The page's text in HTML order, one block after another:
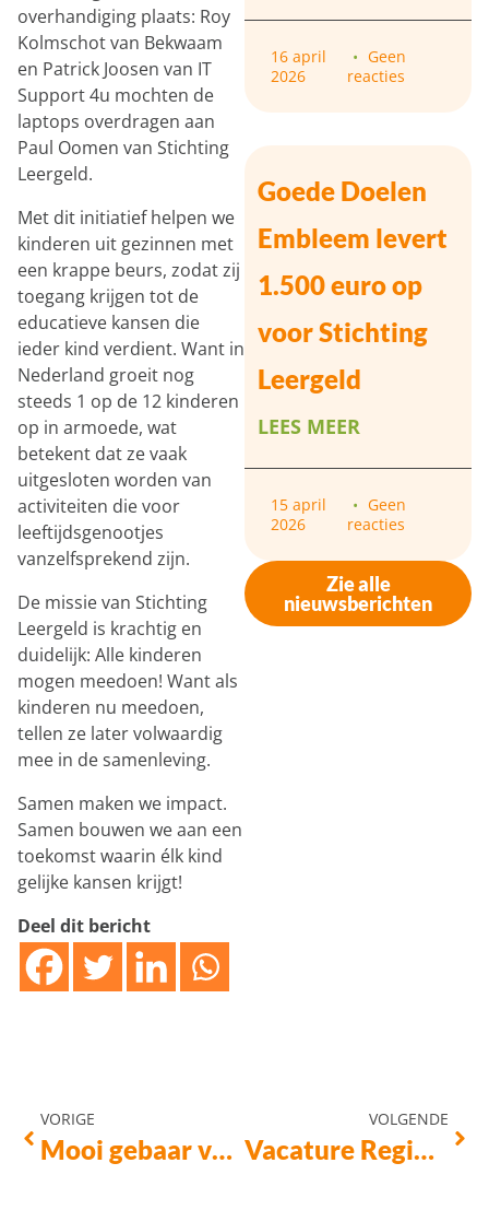
overhandiging plaats: Roy
Kolmschot van Bekwaam
en Patrick Joosen van IT
Support 4u mochten de
laptops overdragen aan
Paul Oomen van Stichting
Leergeld.
Met dit initiatief helpen we
kinderen uit gezinnen met
een krappe beurs, zodat zij
toegang krijgen tot de
educatieve kansen die
ieder kind verdient. Want in
Nederland groeit nog
steeds 1 op de 12 kinderen
op in armoede, wat
betekent dat ze vaak
uitgesloten worden van
activiteiten die voor
leeftijdsgenootjes
vanzelfsprekend zijn.
De missie van Stichting
Leergeld is krachtig en
duidelijk: Alle kinderen
mogen meedoen! Want als
kinderen nu meedoen,
tellen ze later volwaardig
mee in de samenleving.
Samen maken we impact.
Samen bouwen we aan een
toekomst waarin élk kind
gelijke kansen krijgt!
Deel dit bericht
16 april
2026
Geen
reacties
Goede Doelen
Embleem levert
1.500 euro op
voor Stichting
Leergeld
LEES MEER
15 april
2026
Geen
reacties
Zie alle
nieuwsberichten
VORIGE
Mooi gebaar van Total Print!
VOLGENDE
Vacature Regiocoördinator Oosterhout en Altena